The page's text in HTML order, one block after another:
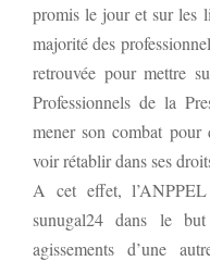
promis le jour et sur les
majorité des
retrouvée pour mettre
Professionnels de la
mener son combat pour
voir rétablir dans ses
A cet effet,
sunugal24 dans le
agissements d’une